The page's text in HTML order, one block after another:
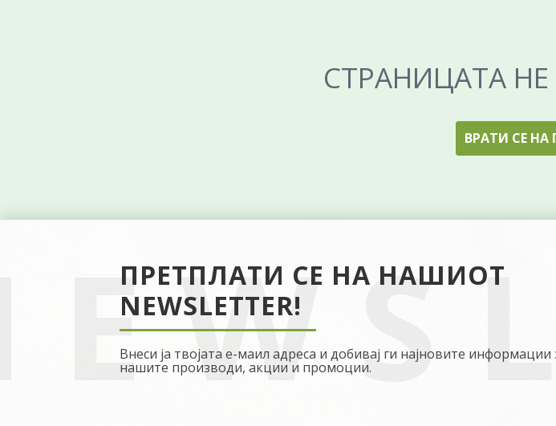
СТРАНИЦАТА
ВРАТИ СЕ НА
ПРЕТПЛАТИ СЕ НА НАШИОТ
NEWSLETTER!
Внеси ја твојата е-маил адреса и добивај ги најновите информации
нашите производи, акции и промоции.